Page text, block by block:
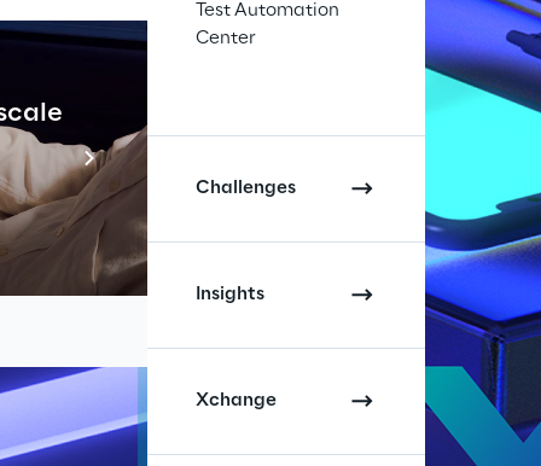
Industrial
Test Automation
Center
Challenges
Insights
Xchange